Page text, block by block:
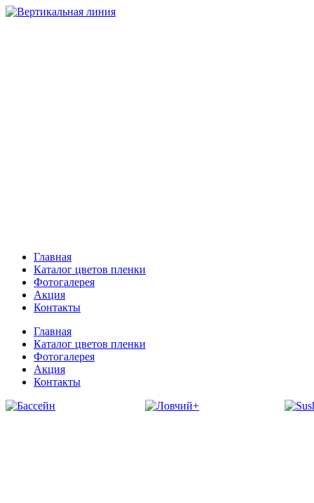
Главная
Каталог цветов пленки
Фотогалерея
Акция
Контакты
Главная
Каталог цветов пленки
Фотогалерея
Акция
Контакты